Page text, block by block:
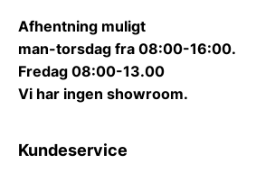
Afhentning muligt
man-torsdag fra 08:00-16:00.
Fredag 08:00-13.00
Vi har ingen showroom.
Kundeservice